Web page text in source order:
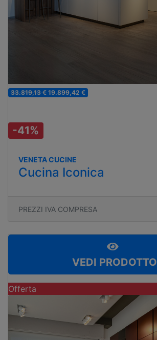
33.819,13 €19.899,42 €
-41%
VENETA CUCINE
Cucina Iconica
PREZZI IVA COMPRESA
VEDI PRODOTTO
Offerta